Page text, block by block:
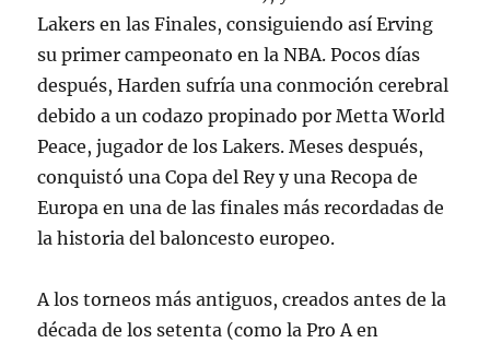
Lakers en las Finales, consiguiendo así Erving
su primer campeonato en la NBA. Pocos días
después, Harden sufría una conmoción cerebral
debido a un codazo propinado por Metta World
Peace, jugador de los Lakers. Meses después,
conquistó una Copa del Rey y una Recopa de
Europa en una de las finales más recordadas de
la historia del baloncesto europeo.
A los torneos más antiguos, creados antes de la
década de los setenta (como la Pro A en